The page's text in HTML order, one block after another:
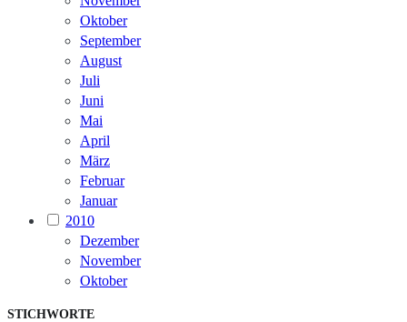
Oktober
September
August
Juli
Juni
Mai
April
März
Februar
Januar
2010
Dezember
November
Oktober
STICHWORTE